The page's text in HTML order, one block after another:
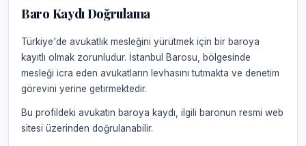
Baro Kaydı Doğrulama
Türkiye'de avukatlık mesleğini yürütmek için bir baroya
kayıtlı olmak zorunludur. İstanbul Barosu, bölgesinde
mesleği icra eden avukatların levhasını tutmakta ve denetim
görevini yerine getirmektedir.
Bu profildeki avukatın baroya kaydı, ilgili baronun resmi web
sitesi üzerinden doğrulanabilir.